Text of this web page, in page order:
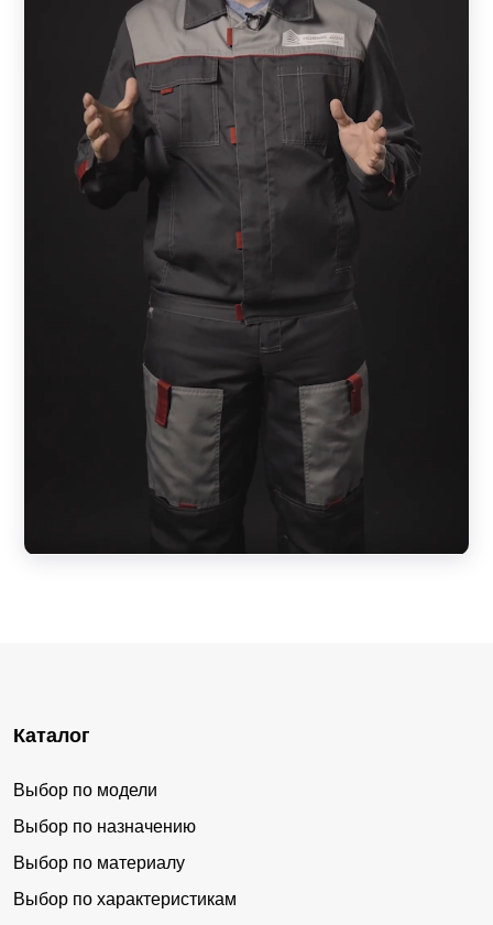
Каталог
Выбор по модели
Выбор по назначению
Выбор по материалу
Выбор по характеристикам